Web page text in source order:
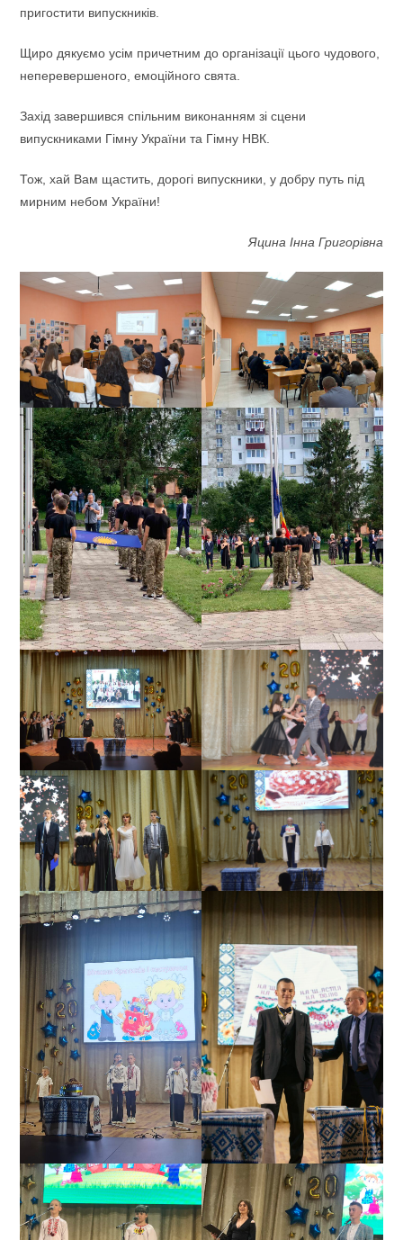
пригостити випускників.
Щиро дякуємо усім причетним до організації цього чудового,
неперевершеного, емоційного свята.
Захід завершився спільним виконанням зі сцени
випускниками Гімну України та Гімну НВК.
Тож, хай Вам щастить, дорогі випускники, у добру путь під
мирним небом України!
Яцина Інна Григорівна